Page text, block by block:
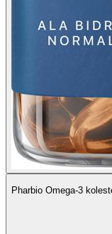
Pharbio Omega-3